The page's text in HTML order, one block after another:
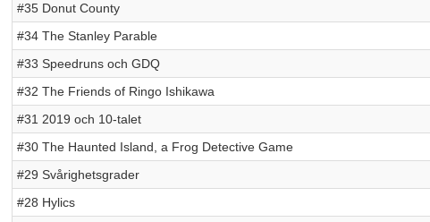
#35 Donut County
#34 The Stanley Parable
#33 Speedruns och GDQ
#32 The Friends of Ringo Ishikawa
#31 2019 och 10-talet
#30 The Haunted Island, a Frog Detective Game
#29 Svårighetsgrader
#28 Hylics